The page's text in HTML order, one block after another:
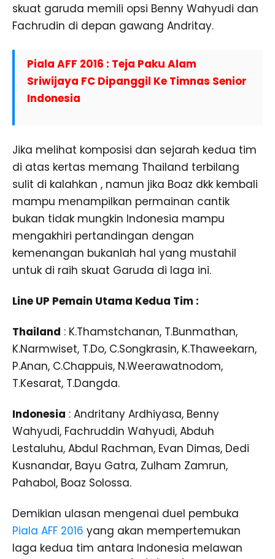
skuat garuda memili opsi Benny Wahyudi dan
Fachrudin di depan gawang Andritay.
Piala AFF 2016 : Teja Paku Alam
Sriwijaya FC Dipanggil Ke Timnas Senior
Indonesia
Jika melihat komposisi dan sejarah kedua tim
di atas kertas memang Thailand terbilang
sulit di kalahkan , namun jika Boaz dkk kembali
mampu menampilkan permainan cantik
bukan tidak mungkin Indonesia mampu
mengakhiri pertandingan dengan
kemenangan bukanlah hal yang mustahil
untuk di raih skuat Garuda di laga ini.
Line UP Pemain Utama Kedua Tim :
Thailand : K.Thamstchanan, T.Bunmathan,
K.Narmwiset, T.Do, C.Songkrasin, K.Thaweekarn,
P.Anan, C.Chappuis, N.Weerawatnodom,
T.Kesarat, T.Dangda.
Indonesia : Andritany Ardhiyasa, Benny
Wahyudi, Fachruddin Wahyudi, Abduh
Lestaluhu, Abdul Rachman, Evan Dimas, Dedi
Kusnandar, Bayu Gatra, Zulham Zamrun,
Pahabol, Boaz Solossa.
Demikian ulasan mengenai duel pembuka
Piala AFF 2016 yang akan mempertemukan
laga kedua tim antara Indonesia melawan